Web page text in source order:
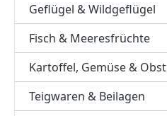
Geflügel & Wildgeflügel
Fisch & Meeresfrüchte
Kartoffel, Gemüse & Obst
Teigwaren & Beilagen